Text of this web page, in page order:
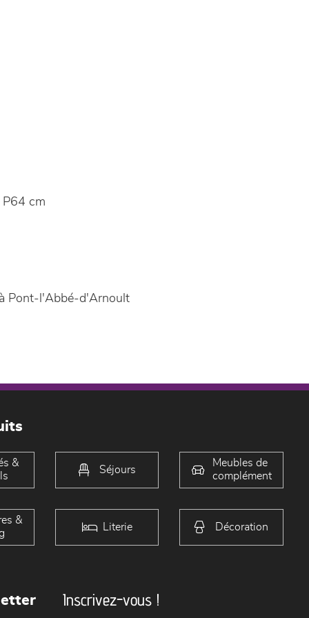
cm
Pont-l'Abbé-d'Arnoult
&
Séjours
Meubles de
complément
&
Literie Décoration
Inscrivez-vous !